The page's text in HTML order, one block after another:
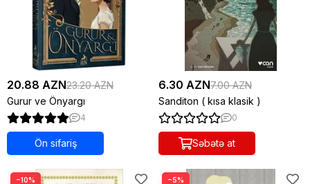
20.88 AZN23.20 AZN
Gurur ve Önyargı
4
Ön sifariş
6.30 AZN7.00 AZN
Sanditon ( kısa klasik )
0
Səbətə at
−10% −5%